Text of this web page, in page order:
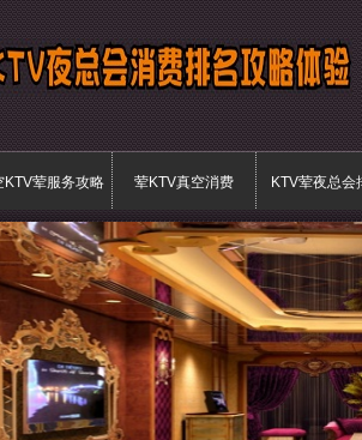
KTV荤服务攻略 荤KTV真空消费 KTV荤夜总会